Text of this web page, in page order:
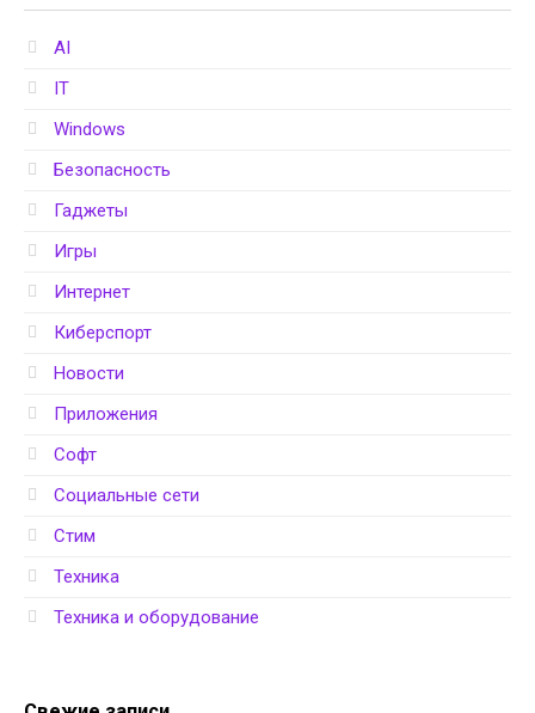
AI
IT
Windows
Безопасность
Гаджеты
Игры
Интернет
Киберспорт
Новости
Приложения
Софт
Социальные сети
Стим
Техника
Техника и оборудование